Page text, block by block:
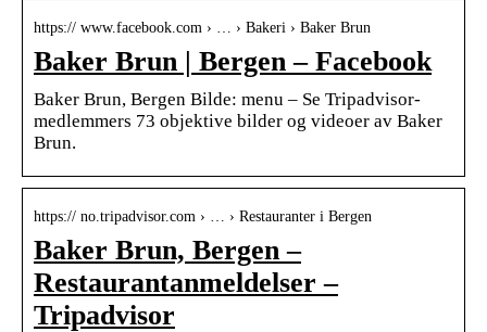
https:// www.facebook.com › … › Bakeri › Baker Brun
Baker Brun | Bergen – Facebook
Baker Brun, Bergen Bilde: menu – Se Tripadvisor-
medlemmers 73 objektive bilder og videoer av Baker
Brun.
https:// no.tripadvisor.com › … › Restauranter i Bergen
Baker Brun, Bergen –
Restaurantanmeldelser –
Tripadvisor